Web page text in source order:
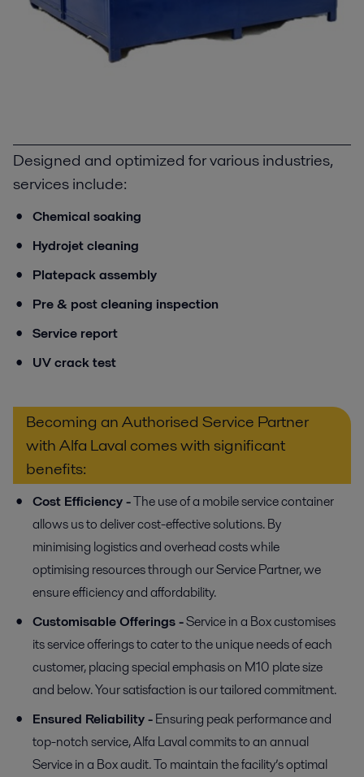
Designed and optimized for various industries,
services include:
Chemical soaking
Hydrojet cleaning
Platepack assembly
Pre & post cleaning inspection
Service report
UV crack test
Becoming an Authorised Service Partner
with Alfa Laval comes with significant
benefits:
Cost Efficiency -The use of a mobile service container
allows us to deliver cost-effective solutions. By
minimising logistics and overhead costs while
optimising resources through our Service Partner, we
ensure efficiency and affordability.
Customisable Offerings -Service in a Box customises
its service offerings to cater to the unique needs of each
customer, placing special emphasis on M10 plate size
and below. Your satisfaction is our tailored commitment.
Ensured Reliability -Ensuring peak performance and
top-notch service, Alfa Laval commits to an annual
Service in a Box audit. To maintain the facility’s optimal